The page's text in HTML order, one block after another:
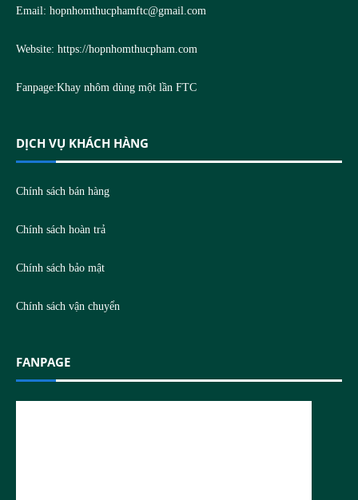
Email: hopnhomthucphamftc@gmail.com
Website: https://hopnhomthucpham.com
Fanpage:Khay nhôm dùng một lần FTC
DỊCH VỤ KHÁCH HÀNG
Chính sách bán hàng
Chính sách hoàn trả
Chính sách bảo mật
Chính sách vận chuyển
FANPAGE